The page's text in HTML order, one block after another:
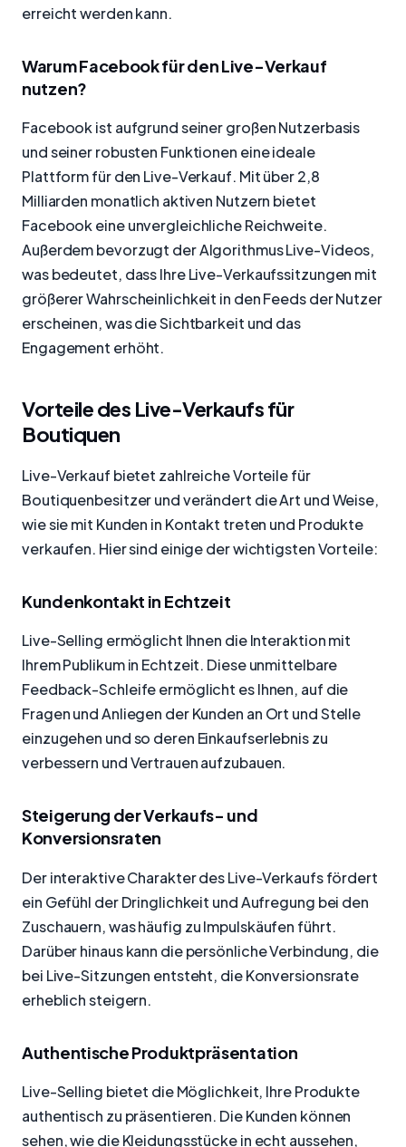
erreicht werden kann.
Warum Facebook für den Live-Verkauf
nutzen?
Facebook ist aufgrund seiner großen Nutzerbasis
und seiner robusten Funktionen eine ideale
Plattform für den Live-Verkauf. Mit über 2,8
Milliarden monatlich aktiven Nutzern bietet
Facebook eine unvergleichliche Reichweite.
Außerdem bevorzugt der Algorithmus Live-Videos,
was bedeutet, dass Ihre Live-Verkaufssitzungen mit
größerer Wahrscheinlichkeit in den Feeds der Nutzer
erscheinen, was die Sichtbarkeit und das
Engagement erhöht.
Vorteile des Live-Verkaufs für
Boutiquen
Live-Verkauf bietet zahlreiche Vorteile für
Boutiquenbesitzer und verändert die Art und Weise,
wie sie mit Kunden in Kontakt treten und Produkte
verkaufen. Hier sind einige der wichtigsten Vorteile:
Kundenkontakt in Echtzeit
Live-Selling ermöglicht Ihnen die Interaktion mit
Ihrem Publikum in Echtzeit. Diese unmittelbare
Feedback-Schleife ermöglicht es Ihnen, auf die
Fragen und Anliegen der Kunden an Ort und Stelle
einzugehen und so deren Einkaufserlebnis zu
verbessern und Vertrauen aufzubauen.
Steigerung der Verkaufs- und
Konversionsraten
Der interaktive Charakter des Live-Verkaufs fördert
ein Gefühl der Dringlichkeit und Aufregung bei den
Zuschauern, was häufig zu Impulskäufen führt.
Darüber hinaus kann die persönliche Verbindung, die
bei Live-Sitzungen entsteht, die Konversionsrate
erheblich steigern.
Authentische Produktpräsentation
Live-Selling bietet die Möglichkeit, Ihre Produkte
authentisch zu präsentieren. Die Kunden können
sehen, wie die Kleidungsstücke in echt aussehen,